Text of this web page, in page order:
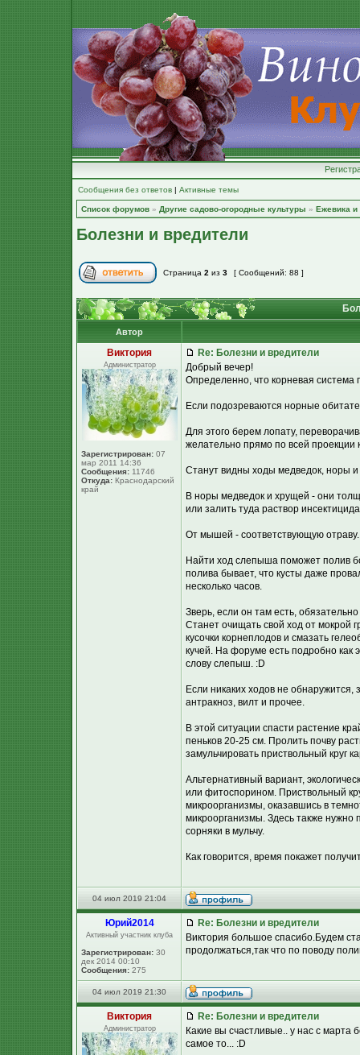
Сообщения без ответов | Активные темы
Список форумов » Другие садово-огородные культуры » Ежевика и
Болезни и вредители
Страница 2 из 3 [ Сообщений: 88 ]
Автор
Виктория
Администратор
Зарегистрирован: 07
мар 2011 14:36
Сообщения: 11746
Откуда: Краснодарский
край
Re: Болезни и вредители
Добрый вечер!
Определенно, что корневая система
Если подозреваются норные
Для этого берем лопату,
желательно прямо по всей проекции
Станут видны ходы медведок, норы
В норы медведок и хрущей - они
или залить туда раствор
От мышей - соответствующую отраву.
Найти ход слепыша поможет полив
полива бывает, что кусты даже
несколько часов.
Зверь, если он там есть,
Станет очищать свой ход от мокрой
кусочки корнеплодов и смазать
кучей. На форуме есть подробно как
слову слепыш. :D
Если никаких ходов не
антракноз, вилт и прочее.
В этой ситуации спасти растение
пеньков 20-25 см. Пролить почву
замульчировать приствольный круг
Альтернативный вариант,
или фитоспорином. Приствольный
микроорганизмы, оказавшись в
микроорганизмы. Здесь также нужно
сорняки в мульчу.
Как говорится, время покажет
04 июл 2019 21:04
Юpий2014
Активный участник клуба
Зарегистрирован: 30
дек 2014 00:10
Сообщения: 275
Re: Болезни и вредители
Виктория большое спасибо.Будем
продолжаться,так что по поводу
04 июл 2019 21:30
Виктория
Администратор
Re: Болезни и вредители
Какие вы счастливые.. у нас с марта
самое то... :D